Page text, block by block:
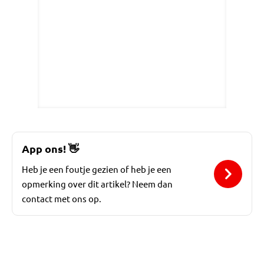
App ons!👋
Heb je een foutje gezien of heb je een
opmerking over dit artikel? Neem dan
contact met ons op.